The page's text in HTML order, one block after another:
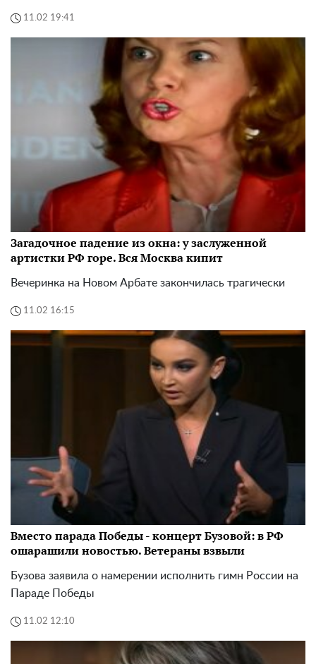
11.02 19:41
Загадочное падение из окна: у заслуженной
артистки РФ горе. Вся Москва кипит
Вечеринка на Новом Арбате закончилась трагически
11.02 16:15
Вместо парада Победы - концерт Бузовой: в РФ
ошарашили новостью. Ветераны взвыли
Бузова заявила о намерении исполнить гимн России на
Параде Победы
11.02 12:10